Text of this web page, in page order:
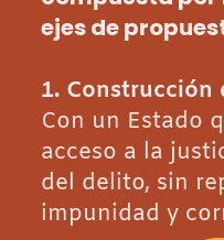
ejes de
1. Construcción
Con un Estado
acceso a la
del delito, sin
impunidad y